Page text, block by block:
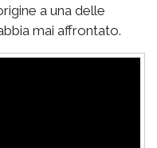
a una delle
mai affrontato.